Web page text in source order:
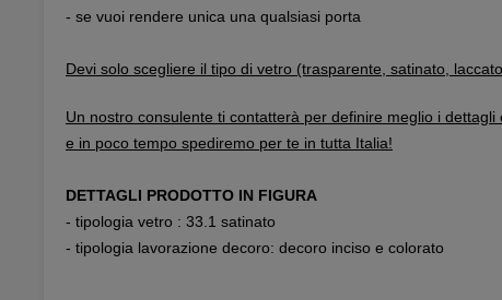
- se vuoi rendere unica una qualsiasi porta
Devi solo scegliere il tipo di vetro (trasparente, satinato,
Un nostro consulente ti contatterà per definire meglio i
e in poco tempo spediremo per te in tutta Italia!
DETTAGLI PRODOTTO IN FIGURA
- tipologia vetro : 33.1 satinato
- tipologia lavorazione decoro: decoro inciso e colorato